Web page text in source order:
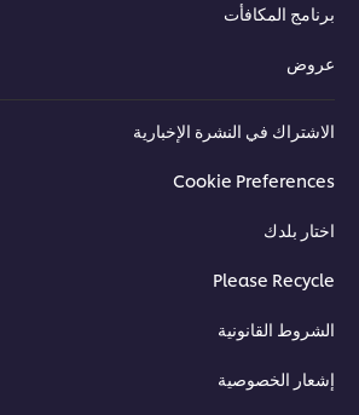
برنامج المكافأت
عروض
الاشتراك في النشرة الإخبارية
Cookie Preferences
اختار بلدك
Please Recycle
الشروط القانونية
إشعار الخصوصية